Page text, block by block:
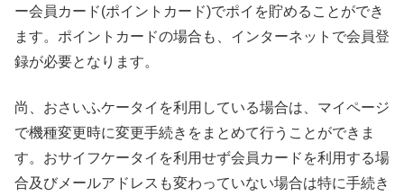
ー会員カード(ポイントカード)でポイを貯めることができ
ます。ポイントカードの場合も、インターネットで会員登
録が必要となります。
尚、おさいふケータイを利用している場合は、マイページ
で機種変更時に変更手続きをまとめて行うことができま
す。おサイフケータイを利用せず会員カードを利用する場
合及びメールアドレスも変わっていない場合は特に手続き